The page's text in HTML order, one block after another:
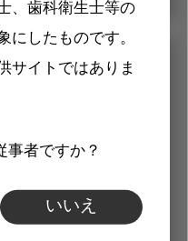
、歯科衛生士等の
にしたものです。
サイトではありま
事者ですか？
いいえ